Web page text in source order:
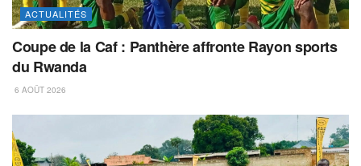
ACTUALITÉS
Coupe de la Caf : Panthère affronte Rayon sports
du Rwanda
6 AOÛT 2026